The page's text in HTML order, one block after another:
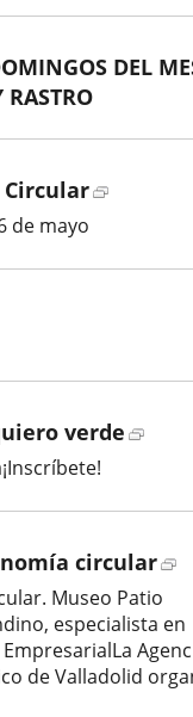
DEL
Circular
Enlace
de mayo
verde
circular
Museo Patio
especialista en
de Valladolid